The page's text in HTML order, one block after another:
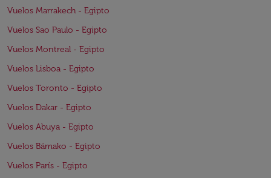
Vuelos Marrakech - Egipto
Vuelos Sao Paulo - Egipto
Vuelos Montreal - Egipto
Vuelos Lisboa - Egipto
Vuelos Toronto - Egipto
Vuelos Dakar - Egipto
Vuelos Abuya - Egipto
Vuelos Bámako - Egipto
Vuelos París - Egipto